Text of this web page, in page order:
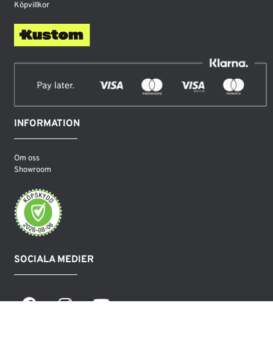
Köpvillkor
INFORMATION
Om oss
Showroom
SOCIALA MEDIER